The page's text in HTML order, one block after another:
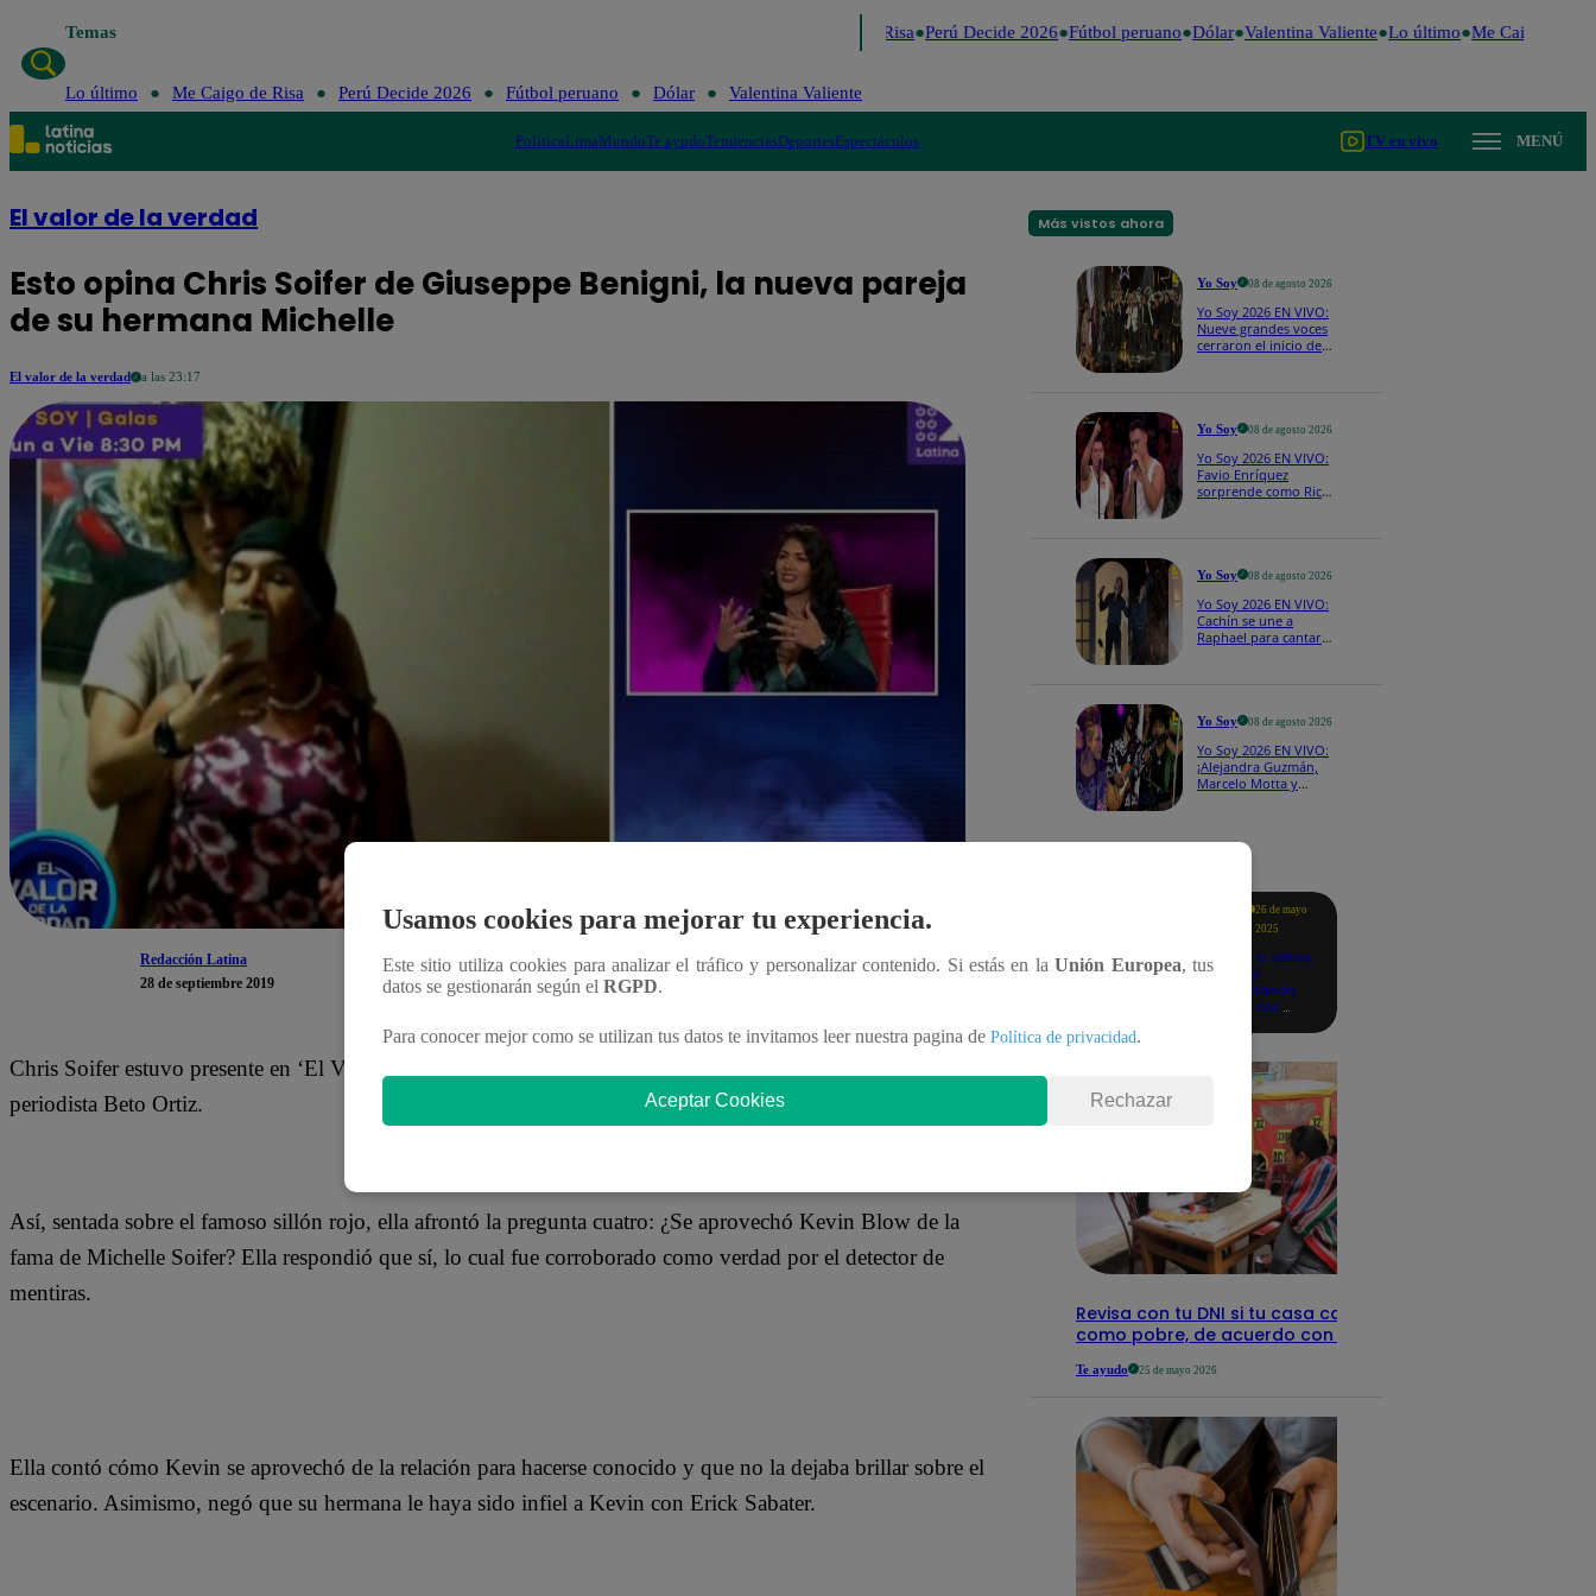
Temas Me Caigo de Risa Perú Decide 2026 Fútbol peruano Dólar Valentina Valiente Lo último Me Caigo de Risa
Lo último Me Caigo de Risa Perú Decide 2026 Fútbol peruano Dólar Valentina Valiente
PolíticaLimaMundoTe ayudoTendenciasDeportesEspectáculos TV en vivo MENÚ
El valor de la verdad
Esto opina Chris Soifer de Giuseppe Benigni, la nueva pareja
de su hermana Michelle
El valor de la verdad a las 23:17
Redacción Latina
28 de septiembre 2019
Compartir
Chris Soifer estuvo presente en ‘El Valor de la Verdad’ para responder las preguntas que le planteó el
periodista Beto Ortiz.
Así, sentada sobre el famoso sillón rojo, ella afrontó la pregunta cuatro: ¿Se aprovechó Kevin Blow de la
fama de Michelle Soifer? Ella respondió que sí, lo cual fue corroborado como verdad por el detector de
mentiras.
Ella contó cómo Kevin se aprovechó de la relación para hacerse conocido y que no la dejaba brillar sobre el
escenario. Asimismo, negó que su hermana le haya sido infiel a Kevin con Erick Sabater.
Más vistos ahora
Yo Soy 08 de agosto 2026
Yo Soy 2026 EN VIVO:
Nueve grandes voces
cerraron el inicio de
Yo Soy 08 de agosto 2026
Yo Soy 2026 EN VIVO:
Favio Enríquez
sorprende como Ricky
Yo Soy 08 de agosto 2026
Yo Soy 2026 EN VIVO:
Cachín se une a
Raphael para cantar
Yo Soy 08 de agosto 2026
Yo Soy 2026 EN VIVO:
¡Alejandra Guzmán,
Marcelo Motta y
26 de mayo
2025
Revisa si tienes
deudas
consultando
con tu DNI:
Revisa con tu DNI si tu casa califica
como pobre, de acuerdo con el Sisfoh
Te ayudo 25 de mayo 2026
Usamos cookies para mejorar tu experiencia.
Este sitio utiliza cookies para analizar el tráfico y personalizar contenido. Si estás en laUnión Europea, tus
datos se gestionarán según el RGPD.
Para conocer mejor como se utilizan tus datos te invitamos leer nuestra pagina de Política de privacidad.
Aceptar Cookies Rechazar